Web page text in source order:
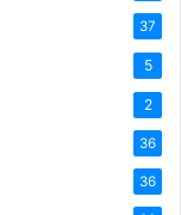
37
5
2
36
36